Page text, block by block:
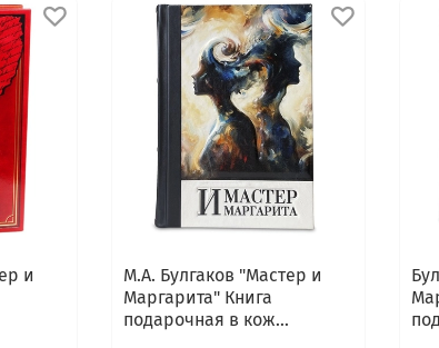
и
М.А. Булгаков "Мастер и
Маргарита" Книга
подарочная в кож...